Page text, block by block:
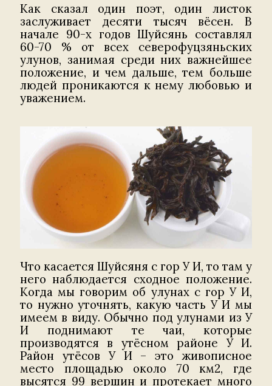
Как сказал один поэт, один листок
заслуживает десяти тысяч вёсен. В
начале 90-х годов Шуйсянь составлял
60-70 % от всех северофуцзяньских
улунов, занимая среди них важнейшее
положение, и чем дальше, тем больше
людей проникаются к нему любовью и
уважением.
Что касается Шуйсяня с гор У И, то там у
него наблюдается сходное положение.
Когда мы говорим об улунах с гор У И,
то нужно уточнять, какую часть У И мы
имеем в виду. Обычно под улунами из У
И поднимают те чаи, которые
производятся в утёсном районе У И.
Район утёсов У И – это живописное
место площадью около 70 км2, где
высятся 99 вершин и протекает много